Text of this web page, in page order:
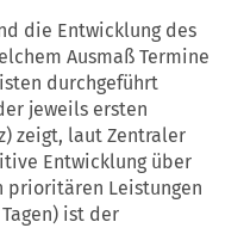
die Entwicklung des
Ausmaß Termine
durchgeführt
jeweils ersten
zeigt, laut Zentraler
Entwicklung über
prioritären Leistungen
ist der